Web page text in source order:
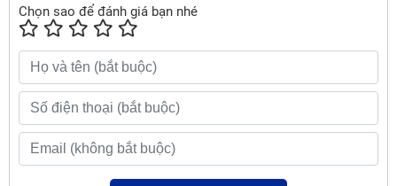
Chọn sao để đánh giá bạn nhé